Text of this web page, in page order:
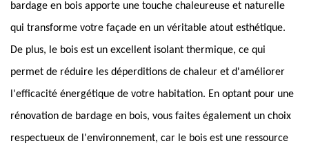
bardage en bois apporte une touche chaleureuse et naturelle
qui transforme votre façade en un véritable atout esthétique.
De plus, le bois est un excellent isolant thermique, ce qui
permet de réduire les déperditions de chaleur et d'améliorer
l'efficacité énergétique de votre habitation. En optant pour une
rénovation de bardage en bois, vous faites également un choix
respectueux de l'environnement, car le bois est une ressource